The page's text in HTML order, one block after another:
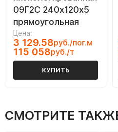
09Г2С 240х120х5
прямоугольная
Цена:
3 129.58руб./пог.м
115 058руб./т
КУПИТЬ
СМОТРИТЕ